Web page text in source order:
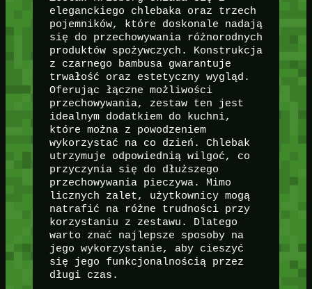
eleganckiego chlebaka oraz trzech
pojemników, które doskonale nadają
się do przechowywania różnorodnych
produktów spożywczych. Konstrukcja
z czarnego bambusa gwarantuje
trwałość oraz estetyczny wygląd.
Oferując łączne możliwości
przechowywania, zestaw ten jest
idealnym dodatkiem do kuchni,
które można z powodzeniem
wykorzystać na co dzień. Chlebak
utrzymuje odpowiednią wilgoć, co
przyczynia się do dłuższego
przechowywania pieczywa. Mimo
licznych zalet, użytkownicy mogą
natrafić na różne trudności przy
korzystaniu z zestawu. Dlatego
warto znać najlepsze sposoby na
jego wykorzystanie, aby cieszyć
się jego funkcjonalnością przez
długi czas.